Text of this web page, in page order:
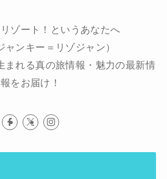
ゾート！というあなたへ
ャンキー＝リゾジャン）
まれる真の旅情報・魅力の最新情
報をお届け！